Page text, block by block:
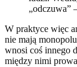
„odczuwa”
W praktyce więc
nie mają
wnosi coś innego
między nimi